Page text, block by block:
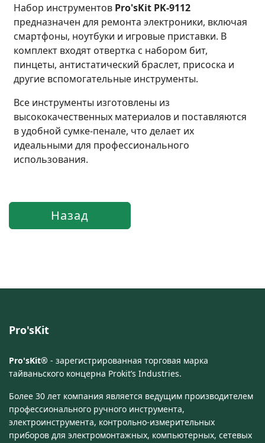
Набор инструментов Pro'sKit PK-9112
предназначен для ремонта электроники, включая
смартфоны, ноутбуки и игровые приставки. В
комплект входят отвертка с набором бит,
пинцеты, антистатический браслет, присоска и
другие вспомогательные инструменты.
Все инструменты изготовлены из
высококачественных материалов и поставляются
в удобной сумке-пенале, что делает их
идеальными для профессионального
использования.
Pro'sKit
Pro'sKit® - зарегистрированная торговая марка
тайваньского концерна Prokit’s Industries.
Более 30 лет компания является ведущим производителем
профессионального ручного инструмента,
электроинструмента, контрольно-измерительных
приборов для электромонтажных, компьютерных, сетевых